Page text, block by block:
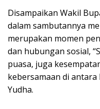
Disampaikan Wakil
dalam sambutannya
merupakan momen
dan hubungan sosial,
puasa, juga
kebersamaan di
Yudha.